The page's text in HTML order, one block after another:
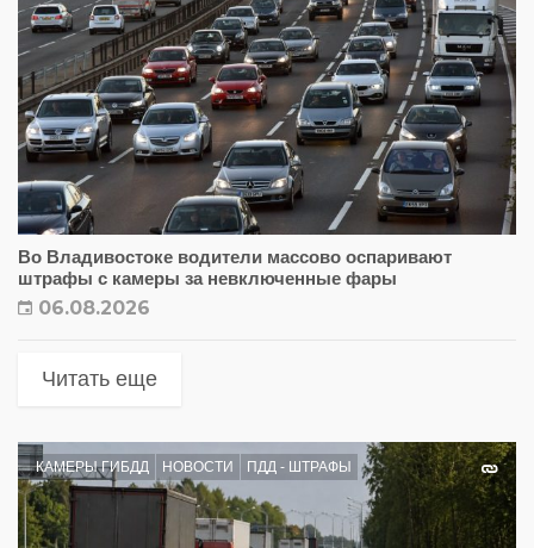
Во Владивостоке водители массово оспаривают
штрафы с камеры за невключенные фары
06.08.2026
Читать еще
КАМЕРЫ ГИБДД НОВОСТИ ПДД - ШТРАФЫ